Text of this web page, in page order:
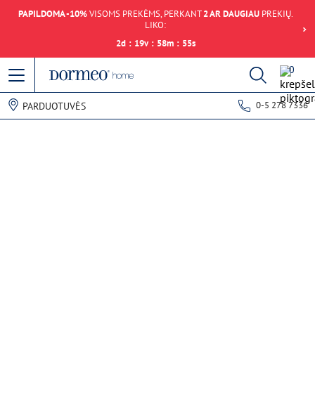
PAPILDOMA -10%VISOMS PREKĖMS, PERKANT2 AR DAUGIAUPREKIŲ.
LIKO:
2d : 19v : 58m : 55s
0
PARDUOTUVĖS 0-5 278 7336